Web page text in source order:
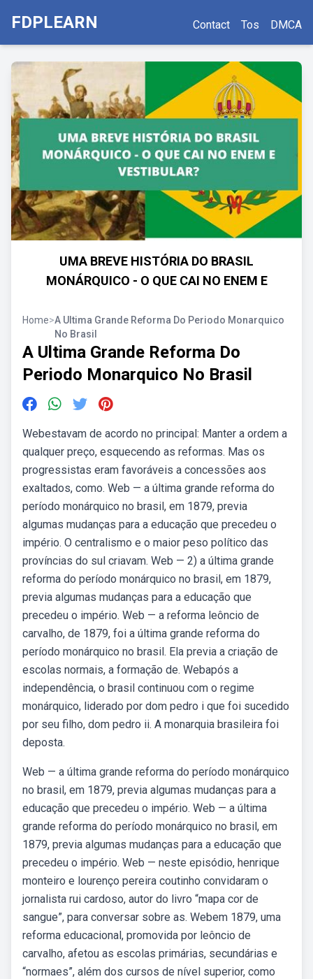
FDPLEARN Contact Tos DMCA
UMA BREVE HISTÓRIA DO BRASIL
MONÁRQUICO - O QUE CAI NO ENEM E
Home>A Ultima Grande Reforma Do Periodo Monarquico
No Brasil
A Ultima Grande Reforma Do
Periodo Monarquico No Brasil
Webestavam de acordo no principal: Manter a ordem a
qualquer preço, esquecendo as reformas. Mas os
progressistas eram favoráveis a concessões aos
exaltados, como. Web — a última grande reforma do
período monárquico no brasil, em 1879, previa
algumas mudanças para a educação que precedeu o
império. O centralismo e o maior peso político das
províncias do sul criavam. Web — 2) a última grande
reforma do período monárquico no brasil, em 1879,
previa algumas mudanças para a educação que
precedeu o império. Web — a reforma leôncio de
carvalho, de 1879, foi a última grande reforma do
período monárquico no brasil. Ela previa a criação de
escolas normais, a formação de. Webapós a
independência, o brasil continuou com o regime
monárquico, liderado por dom pedro i que foi sucedido
por seu filho, dom pedro ii. A monarquia brasileira foi
deposta.
Web — a última grande reforma do período monárquico
no brasil, em 1879, previa algumas mudanças para a
educação que precedeu o império. Web — a última
grande reforma do período monárquico no brasil, em
1879, previa algumas mudanças para a educação que
precedeu o império. Web — neste episódio, henrique
monteiro e lourenço pereira coutinho convidaram o
jornalista rui cardoso, autor do livro “mapa cor de
sangue”, para conversar sobre as. Webem 1879, uma
reforma educacional, promovida por leôncio de
carvalho, afetou as escolas primárias, secundárias e
“normaes”, além dos cursos de nível superior, como